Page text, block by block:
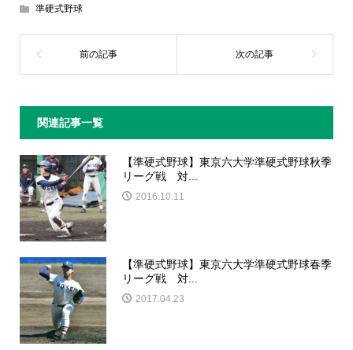
準硬式野球
関連記事一覧
【準硬式野球】東京六大学準硬式野球秋季
リーグ戦 対...
2016.10.11
【準硬式野球】東京六大学準硬式野球春季
リーグ戦 対...
2017.04.23